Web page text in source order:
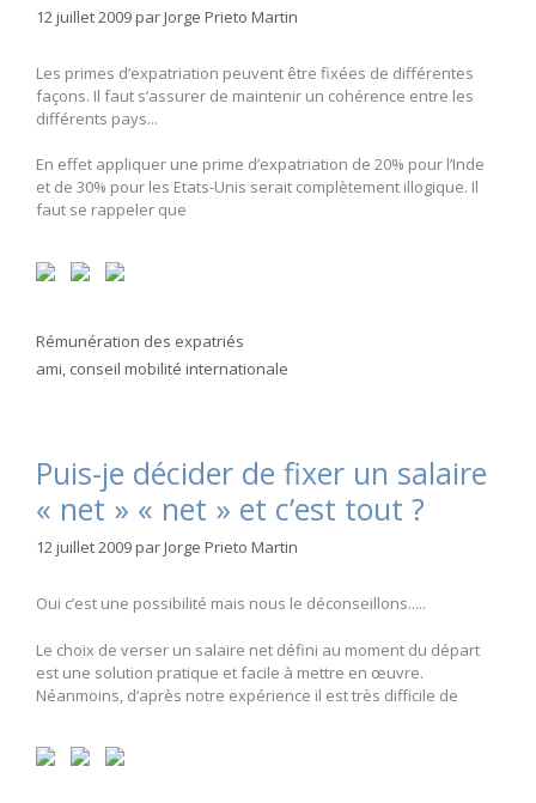
12 juillet 2009parJorge Prieto Martin
Les primes d’expatriation peuvent être fixées de différentes
façons. Il faut s’assurer de maintenir un cohérence entre les
différents pays...
En effet appliquer une prime d’expatriation de 20% pour l’Inde
et de 30% pour les Etats-Unis serait complètement illogique. Il
faut se rappeler que
Catégories
Rémunération des expatriés
Étiquettes
ami conseil mobilité internationale
Puis-je décider de fixer un salaire
« net » « net » et c’est tout ?
12 juillet 2009parJorge Prieto Martin
Oui c’est une possibilité mais nous le déconseillons.....
Le choix de verser un salaire net défini au moment du départ
est une solution pratique et facile à mettre en œuvre.
Néanmoins, d’après notre expérience il est très difficile de